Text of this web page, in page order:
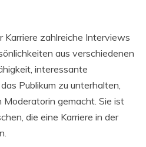
Karriere zahlreiche Interviews
aus verschiedenen
interessante
Publikum zu unterhalten,
gemacht. Sie ist
die eine Karriere in der